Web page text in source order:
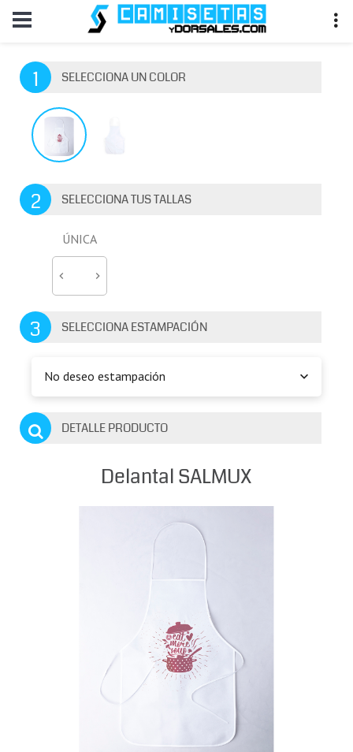
1 SELECCIONA UN COLOR
2 SELECCIONA TUS TALLAS
ÚNICA
3 SELECCIONA ESTAMPACIÓN
No deseo estampación
DETALLE PRODUCTO
Delantal SALMUX